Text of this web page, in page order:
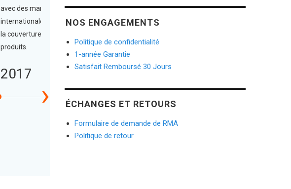
avec des marques reconnues
internationalement, élargissant
la couverture du marché des
produits.
2017
ISO9001 du système de gestion
de la qualité, garantissant que
aux normes internationales.
2018
›
NOS ENGAGEMENTS
Politique de confidentialité
1-année Garantie
Satisfait Remboursé 30 Jours
ÉCHANGES ET RETOURS
Formulaire de demande de RMA
Politique de retour